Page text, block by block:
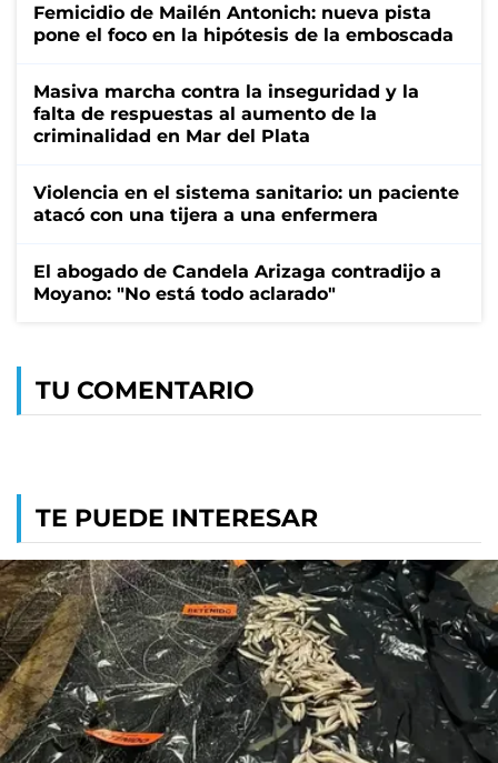
Femicidio de Mailén Antonich: nueva pista
pone el foco en la hipótesis de la emboscada
Masiva marcha contra la inseguridad y la
falta de respuestas al aumento de la
criminalidad en Mar del Plata
Violencia en el sistema sanitario: un paciente
atacó con una tijera a una enfermera
El abogado de Candela Arizaga contradijo a
Moyano: "No está todo aclarado"
TU COMENTARIO
TE PUEDE INTERESAR